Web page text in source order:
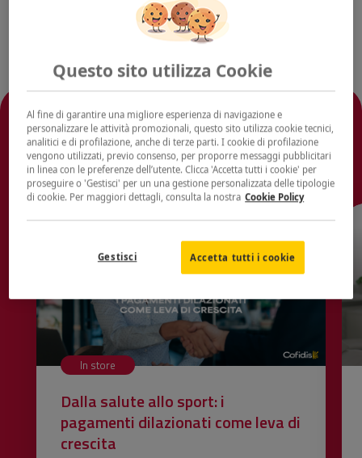
Ti potrebbe interessare
anche
In store
Dalla salute allo sport: i
pagamenti dilazionati come leva di
crescita
Questo sito utilizza Cookie
Al fine di garantire una migliore esperienza di navigazione e
personalizzare le attività promozionali, questo sito utilizza cookie tecnici,
analitici e di profilazione, anche di terze parti. I cookie di profilazione
vengono utilizzati, previo consenso, per proporre messaggi pubblicitari
in linea con le preferenze dell’utente. Clicca 'Accetta tutti i cookie' per
proseguire o 'Gestisci' per un una gestione personalizzata delle tipologie
di cookie. Per maggiori dettagli, consulta la nostra Cookie Policy
Accetta tutti i cookie
Gestisci